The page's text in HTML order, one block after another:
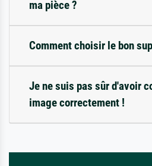
ma pièce ?
Comment choisir le bon
Je ne suis pas sûr d'avoir
image correctement !